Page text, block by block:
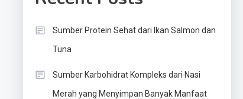
Sumber Protein Sehat dari Ikan Salmon dan
Tuna
Sumber Karbohidrat Kompleks dari Nasi
Merah yang Menyimpan Banyak Manfaat